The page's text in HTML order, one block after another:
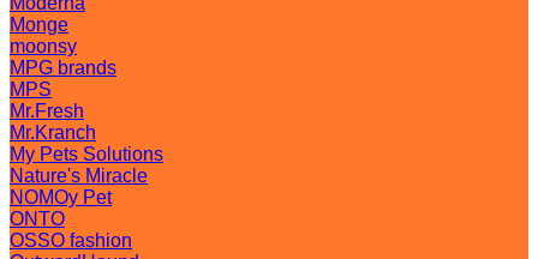
Monge
moonsy
MPG brands
MPS
Mr.Fresh
Mr.Kranch
My Pets Solutions
Nature's Miracle
NOMOy Pet
ONTO
OSSO fashion